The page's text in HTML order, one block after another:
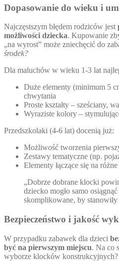
Dopasowanie do wieku i
Najczęstszym błędem rodziców jest
możliwości dziecka. Kupowanie
„na wyrost” może zniechęcić do
środek?
Dla maluchów w wieku 1-3 lat
Duże elementy (minimum 5
chwytania
Proste kształty – sześciany,
Wyraziste kolory –
Przedszkolaki (4-6 lat) docenią już:
Możliwość tworzenia
Zestawy tematyczne (np.
Elementy łączące się na
„Dobrze dobrane klocki
dziecko mogło samo
skomplikowane, by
Bezpieczeństwo i jakość
W przypadku zabawek dla dzieci
być na pierwszym miejscu. Na co
wyborze klocków konstrukcyjnych?